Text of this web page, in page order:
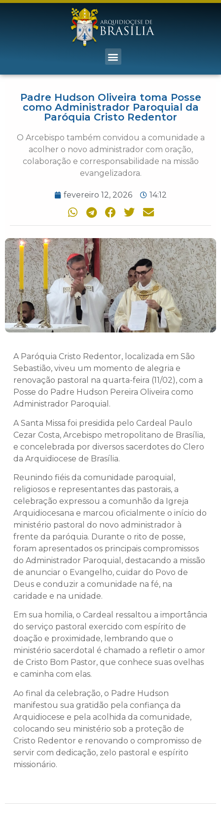
Padre Hudson Oliveira toma Posse
como Administrador Paroquial da
Paróquia Cristo Redentor
O Arcebispo também convidou a comunidade a
acolher o novo administrador com oração,
colaboração e corresponsabilidade na missão
evangelizadora.
fevereiro 12, 2026 14:12
A Paróquia Cristo Redentor, localizada em São
Sebastião, viveu um momento de alegria e
renovação pastoral na quarta-feira (11/02), com a
Posse do Padre Hudson Pereira Oliveira como
Administrador Paroquial.
A Santa Missa foi presidida pelo Cardeal Paulo
Cezar Costa, Arcebispo metropolitano de Brasília,
e concelebrada por diversos sacerdotes do Clero
da Arquidiocese de Brasília.
Reunindo fiéis da comunidade paroquial,
religiosos e representantes das pastorais, a
celebração expressou a comunhão da Igreja
Arquidiocesana e marcou oficialmente o início do
ministério pastoral do novo administrador à
frente da paróquia. Durante o rito de posse,
foram apresentados os principais compromissos
do Administrador Paroquial, destacando a missão
de anunciar o Evangelho, cuidar do Povo de
Deus e conduzir a comunidade na fé, na
caridade e na unidade.
Em sua homilia, o Cardeal ressaltou a importância
do serviço pastoral exercido com espírito de
doação e proximidade, lembrando que o
ministério sacerdotal é chamado a refletir o amor
de Cristo Bom Pastor, que conhece suas ovelhas
e caminha com elas.
Ao final da celebração, o Padre Hudson
manifestou sua gratidão pela confiança da
Arquidiocese e pela acolhida da comunidade,
colocando seu ministério sob a proteção de
Cristo Redentor e renovando o compromisso de
servir com dedicação, zelo pastoral e espírito
missionário.